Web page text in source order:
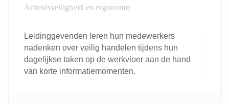
Arbeidsveiligheid en ergonomie
Leidinggevenden leren hun medewerkers
nadenken over veilig handelen tijdens hun
dagelijkse taken op de werkvloer aan de hand
van korte informatiemomenten.